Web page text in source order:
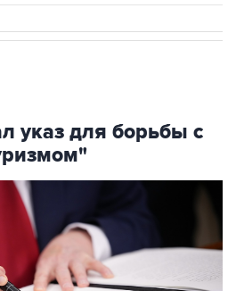
указ для борьбы с